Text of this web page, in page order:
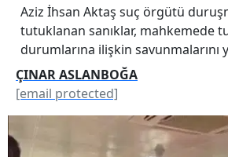
Aziz İhsan Aktaş suç örgütü
tutuklanan sanıklar, mahkemede
durumlarına ilişkin savunmalarını
ÇINAR ASLANBOĞA
[email protected]